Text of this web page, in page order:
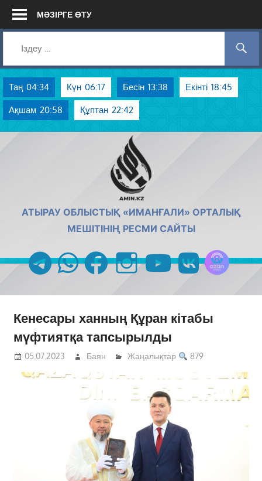
Skip
МӘЗІРГЕ ӨТУ
Таң 04:34 Күн 06:17 Бесін 13:38 Екінті 18:45
Ақшам 20:58 Құптан 22:42
АТЫРАУ ОБЛЫСТЫҚ «ИМАНҒАЛИ» ОРТАЛЫҚ
МЕШІТІНІҢ РЕСМИ САЙТЫ
telegramwhatsappfacebookinstagramyoutubevk
Кенесары ханның Құран кітабы
мүфтиятқа тапсырылды
05.07.2023 Баян Жаңалықтар 879